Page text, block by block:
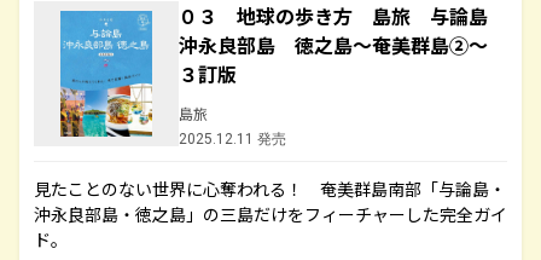
０３ 地球の歩き方 島旅 与論島
沖永良部島 徳之島～奄美群島②～
３訂版
島旅
2025.12.11 発売
見たことのない世界に心奪われる！ 奄美群島南部「与論島・
沖永良部島・徳之島」の三島だけをフィーチャーした完全ガイ
ド。